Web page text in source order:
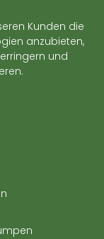
Kunden die
anzubieten,
und